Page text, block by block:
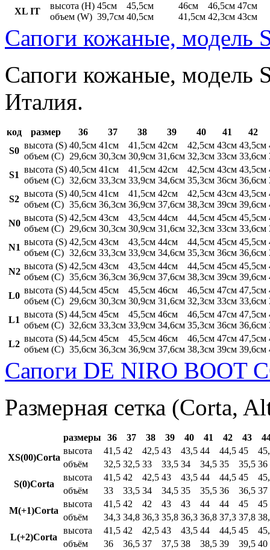
XL IT
высота (H)
объем (W)
45см
39,7см
45,5см
40,5см
46см
41,5см
46,5см
42,3см
47см
43см
Сапоги кожаные, модель
Сапоги кожаные, модель
Италия.
код размер 36 37 38 39 40 41
42
S0
высота (S)
объем (C)
40,5см
29,6см
41см
30,3см
41,5см
30,9см
42см
31,6см
42,5см
32,3см
43см
33см
43,5см
33,6см
S1
высота (S)
объем (C)
40,5см
32,6см
41см
33,3см
41,5см
33,9см
42см
34,6см
42,5см
35,3см
43см
36см
43,5см
36,6см
S2
высота (S)
объем (C)
40,5см
35,6см
41см
36,3см
41,5см
36,9см
42см
37,6см
42,5см
38,3см
43см
39см
43,5см
39,6см
N0
высота (S)
объем (C)
42,5см
29,6см
43см
30,3см
43,5см
30,9см
44см
31,6см
44,5см
32,3см
45см
33см
45,5см
33,6см
N1
высота (S)
объем (C)
42,5см
32,6см
43см
33,3см
43,5см
33,9см
44см
34,6см
44,5см
35,3см
45см
36см
45,5см
36,6см
N2
высота (S)
объем (C)
42,5см
35,6см
43см
36,3см
43,5см
36,9см
44см
37,6см
44,5см
38,3см
45см
39см
45,5см
39,6см
L0
высота (S)
объем (C)
44,5см
29,6см
45см
30,3см
45,5см
30,9см
46см
31,6см
46,5см
32,3см
47см
33см
47,5см
33,6см
L1
высота (S)
объем (C)
44,5см
32,6см
45см
33,3см
45,5см
33,9см
46см
34,6см
46,5см
35,3см
47см
36см
47,5см
36,6см
L2
высота (S)
объем (C)
44,5см
35,6см
45см
36,3см
45,5см
36,9см
46см
37,6см
46,5см
38,3см
47см
39см
47,5см
39,6см
Сапоги DE NIRO BOOT
Размерная сетка (Corta,
размеры 36 37 38 39 40 41 42 43
XS(00)Corta
высота 41,5 42 42,5 43 43,5 44 44,5 45
объём
32,5 32,5 33 33,5 34 34,5 35 35,5 36
S(0)Corta
высота 41,5 42 42,5 43 43,5 44 44,5 45
объём
33 33,5 34 34,5 35 35,5 36 36,5 37
M(+1)Corta
высота 41,5 42 42 43 43 44 44 45
45
объём
34,3 34,8 36,3 35,8 36,3 36,8 37,3 37,8
L(+2)Corta
высота 41,5 42 42,5 43 43,5 44 44,5 45
объём
36 36,5 37 37,5 38 38,5 39 39,5 40